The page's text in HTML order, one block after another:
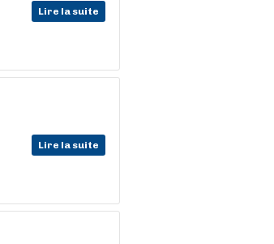
Lire la suite
Lire la suite